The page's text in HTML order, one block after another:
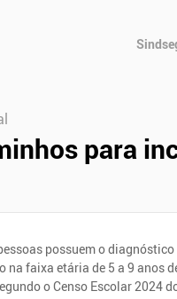
Principal
para
possuem o
na faixa etária de 5 a 9 anos
o Censo Escolar 2024